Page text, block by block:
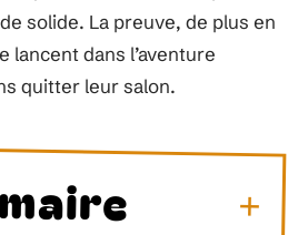
solide. La preuve, de plus en
lancent dans l’aventure
quitter leur salon.